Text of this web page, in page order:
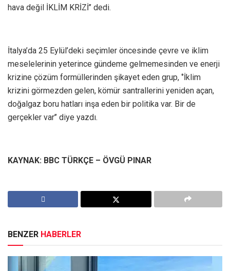
hava değil İKLİM KRİZİ’’ dedi.
İtalya’da 25 Eylül’deki seçimler öncesinde çevre ve iklim
meselelerinin yeterince gündeme gelmemesinden ve enerji
krizine çözüm formüllerinden şikayet eden grup, ‘’İklim
krizini görmezden gelen, kömür santrallerini yeniden açan,
doğalgaz boru hatları inşa eden bir politika var. Bir de
gerçekler var’’ diye yazdı.
KAYNAK: BBC TÜRKÇE – ÖVGÜ PINAR
BENZER HABERLER